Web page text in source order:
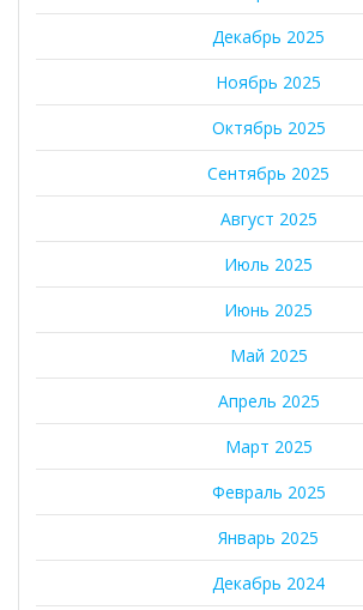
Декабрь 2025
Ноябрь 2025
Октябрь 2025
Сентябрь 2025
Август 2025
Июль 2025
Июнь 2025
Май 2025
Апрель 2025
Март 2025
Февраль 2025
Январь 2025
Декабрь 2024